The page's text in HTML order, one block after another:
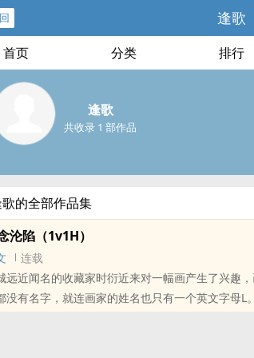
逢歌
首页 分类 排行
逢歌
共收录 1 部作品
的全部作品集
沦陷（1v1H）
连载
远近闻名的收藏家时衍近来对一幅画产生了兴趣
没有名字，就连画家的姓名也只有一个英文字母